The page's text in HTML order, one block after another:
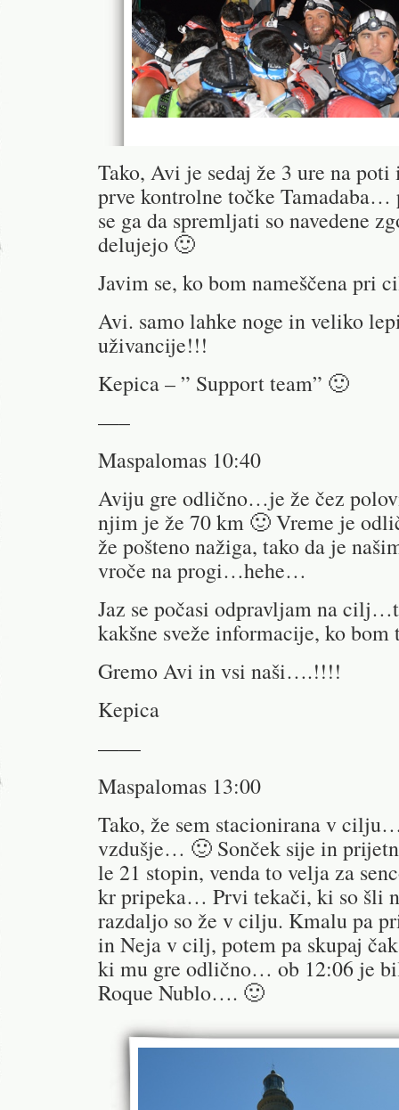
Tako, Avi je sedaj že 3 ure na
prve kontrolne točke Tamadaba…
se ga da spremljati so navedene
delujejo 🙂
Javim se, ko bom nameščena pri
Avi. samo lahke noge in veliko
uživancije!!!
Kepica – ” Support team” 🙂
—–
Maspalomas 10:40
Aviju gre odlično…je že čez
njim je že 70 km 🙂 Vreme je
že pošteno nažiga, tako da je
vroče na progi…hehe…
Jaz se počasi odpravljam na
kakšne sveže informacije, ko
Gremo Avi in vsi naši….!!!!
Kepica
——
Maspalomas 13:00
Tako, že sem stacionirana v
vzdušje… 🙂 Sonček sije in
le 21 stopin, venda to velja za
kr pripeka… Prvi tekači, ki so šli
razdaljo so že v cilju. Kmalu pa
in Neja v cilj, potem pa skupaj
ki mu gre odlično… ob 12:06 je
Roque Nublo…. 🙂